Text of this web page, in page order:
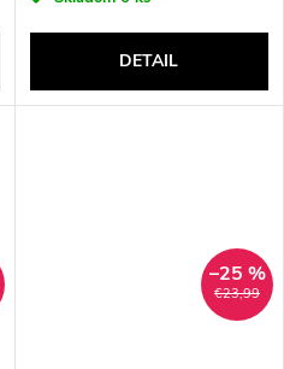
DETAIL
€23,99
–25 %